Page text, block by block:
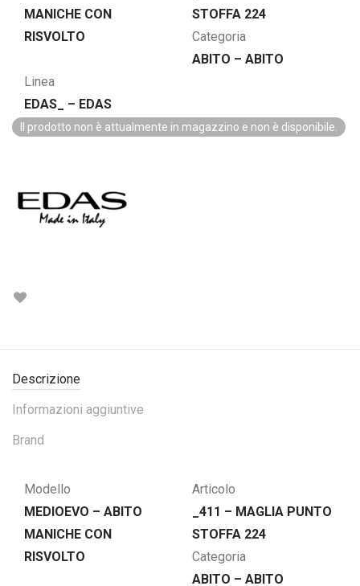
MANICHE CON
RISVOLTO
STOFFA 224
Categoria
ABITO – ABITO
Linea
EDAS_ – EDAS
Il prodotto non è attualmente in magazzino e non è disponibile.
Descrizione
Informazioni aggiuntive
Brand
Modello
MEDIOEVO – ABITO
MANICHE CON
RISVOLTO
Articolo
_411 – MAGLIA PUNTO
STOFFA 224
Categoria
ABITO – ABITO